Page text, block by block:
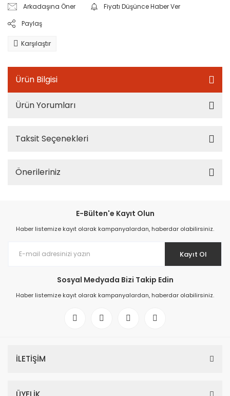
Arkadaşına Öner
Fiyatı Düşünce Haber Ver
Paylaş
Karşılaştır
Ürün Bilgisi
Ürün Yorumları
Taksit Seçenekleri
Önerileriniz
E-Bülten'e Kayıt Olun
Haber listemize kayıt olarak kampanyalardan, haberdar olabilirsiniz.
Kayıt Ol
Sosyal Medyada Bizi Takip Edin
Haber listemize kayıt olarak kampanyalardan, haberdar olabilirsiniz.
İLETİŞİM